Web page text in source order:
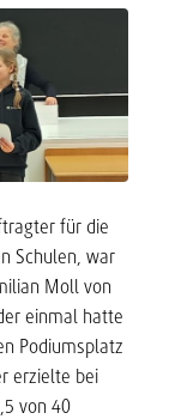
für die
Schulen, war
Moll von
einmal hatte
Podiumsplatz
erzielte bei
von 40